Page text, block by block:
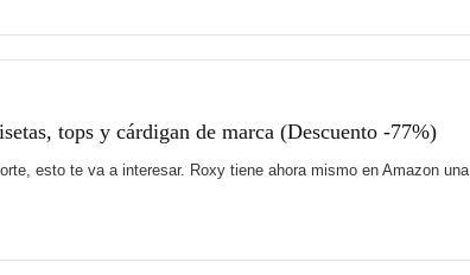
tops y cárdigan de marca (Descuento -77%)
esto te va a interesar. Roxy tiene ahora mismo en Amazon una